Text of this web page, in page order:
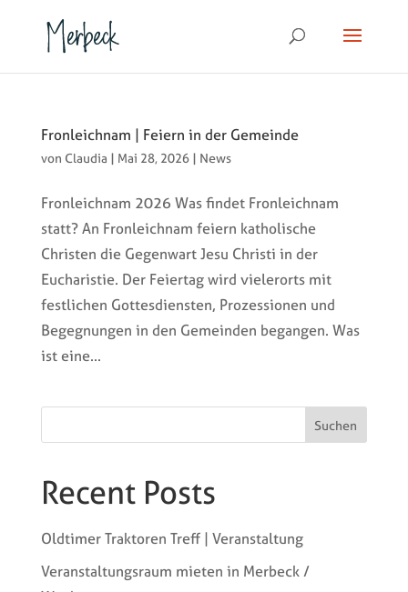
Fronleichnam | Feiern in der Gemeinde
von Claudia | Mai 28, 2026| News
Fronleichnam 2026 Was findet Fronleichnam
statt? An Fronleichnam feiern katholische
Christen die Gegenwart Jesu Christi in der
Eucharistie. Der Feiertag wird vielerorts mit
festlichen Gottesdiensten, Prozessionen und
Begegnungen in den Gemeinden begangen. Was
ist eine...
Suchen
Recent Posts
Oldtimer Traktoren Treff | Veranstaltung
Veranstaltungsraum mieten in Merbeck /